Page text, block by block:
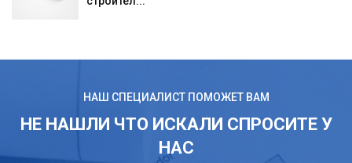
НАШ СПЕЦИАЛИСТ ПОМОЖЕТ ВАМ
НЕ НАШЛИ ЧТО ИСКАЛИ СПРОСИТЕ У
НАС